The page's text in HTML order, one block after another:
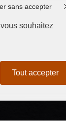
souhaitez
Tout accepter
sans accepter